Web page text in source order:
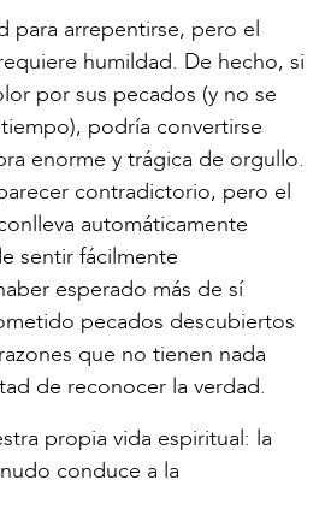
para arrepentirse, pero el
humildad. De hecho, si
por sus pecados (y no se
podría convertirse
enorme y trágica de orgullo.
contradictorio, pero el
automáticamente
sentir fácilmente
esperado más de sí
pecados descubiertos
que no tienen nada
de reconocer la verdad.
propia vida espiritual: la
conduce a la